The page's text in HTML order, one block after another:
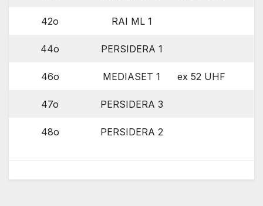
42o RAI ML 1
44o PERSIDERA 1
46o MEDIASET 1 ex 52 UHF
47o PERSIDERA 3
48o PERSIDERA 2